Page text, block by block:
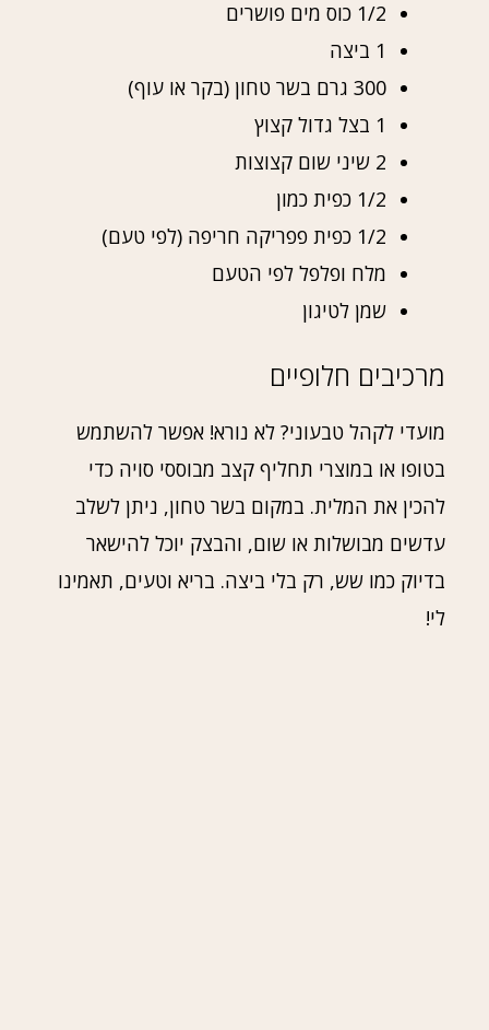
1/2 כוס מים פושרים
1 ביצה
300 גרם בשר טחון (בקר או עוף)
1 בצל גדול קצוץ
2 שיני שום קצוצות
1/2 כפית כמון
1/2 כפית פפריקה חריפה (לפי טעם)
מלח ופלפל לפי הטעם
שמן לטיגון
מרכיבים חלופיים
מועדי לקהל טבעוני? לא נורא! אפשר להשתמש
בטופו או במוצרי תחליף קצב מבוססי סויה כדי
להכין את המלית. במקום בשר טחון, ניתן לשלב
עדשים מבושלות או שום, והבצק יוכל להישאר
בדיוק כמו שש, רק בלי ביצה. בריא וטעים, תאמינו
לי!